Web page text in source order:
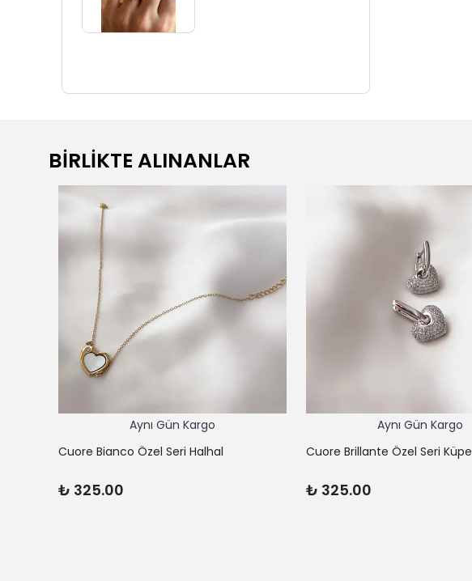
BİRLİKTE ALINANLAR
Aynı Gün Kargo
Cuore Bianco Özel Seri Halhal
₺ 325.00
Aynı Gün Kargo
Cuore Brillante Özel Seri Küpe
₺ 325.00